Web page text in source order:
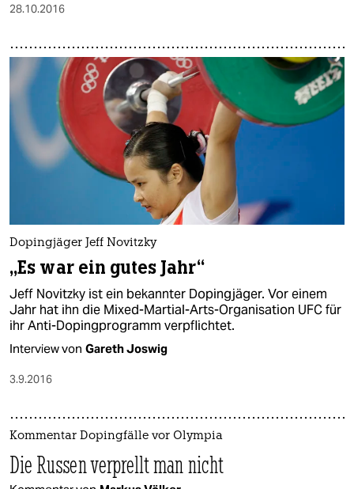
28.10.2016
Dopingjäger Jeff Novitzky
„Es war ein gutes Jahr“
Jeff Novitzky ist ein bekannter Dopingjäger. Vor einem
Jahr hat ihn die Mixed-Martial-Arts-Organisation UFC für
ihr Anti-Dopingprogramm verpflichtet.
Interview von Gareth Joswig
3.9.2016
Kommentar Dopingfälle vor Olympia
Die Russen verprellt man nicht